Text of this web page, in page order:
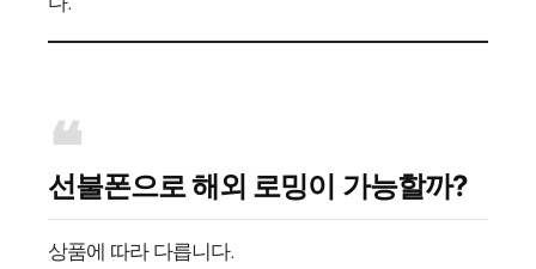
선불폰으로 해외 로밍이 가능할까?
상품에 따라 다릅니다.